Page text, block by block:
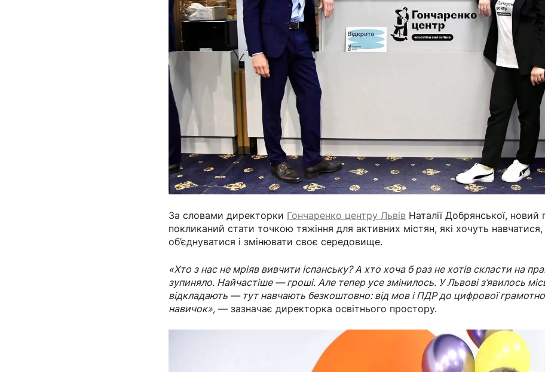
За словами директорки Гончаренко центру Львів Наталії Добрянської, новий
покликаний стати точкою тяжіння для активних містян, які хочуть
об’єднуватися і змінювати своє середовище.
«Хто з нас не мріяв вивчити іспанську? А хто хоча б раз не хотів скласти на
зупиняло. Найчастіше — гроші. Але тепер усе змінилось. У Львові з’явилось
відкладають — тут навчають безкоштовно: від мов і ПДР до цифрової
навичок», — зазначає директорка освітнього простору.